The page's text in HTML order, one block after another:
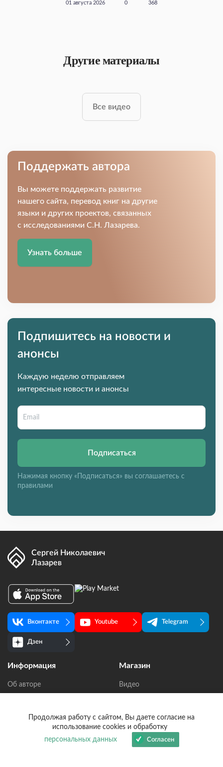
01 августа 2026 0 368
Другие материалы
Все видео
Поддержать автора
Вы можете поддержать развитие
нашего сайта, перевод книг на другие
языки и других проектов, связанных
с исследованиями С.Н. Лазарева.
Узнать больше
Подпишитесь на новости и
анонсы
Каждую неделю отправляем
интересные новости и анонсы
Подписаться
Нажимая кнопку «Подписаться» вы соглашаетесь с
правилами
Сергей Николаевич
Лазарев
Вконтакте Youtube Telegram
Дзен
Информация
Об авторе
Сотрудничество
Мобильное приложение
Магазин
Видео
Аудио
Подборки
Тема: болезни
Продолжая работу с сайтом, Вы даете согласие на
использование cookies и обработку
персональных данных
Согласен